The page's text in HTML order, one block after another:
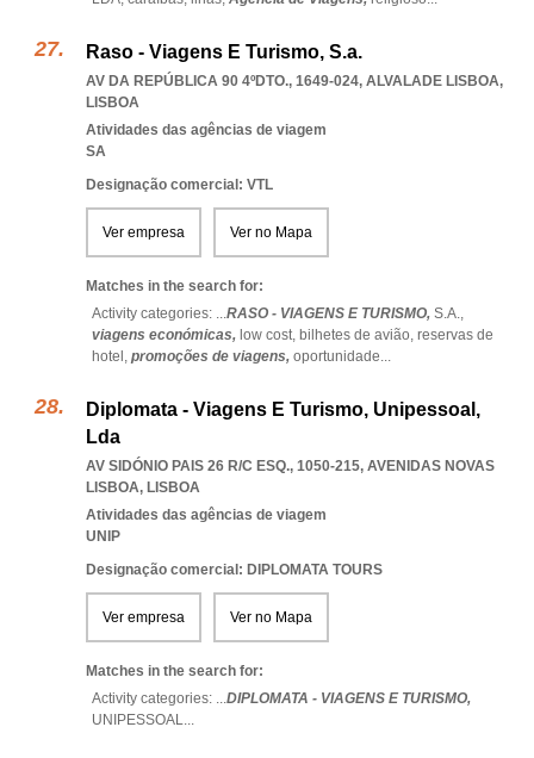
Raso - Viagens E Turismo, S.a.
AV DA REPÚBLICA 90 4ºDTO., 1649-024, ALVALADE LISBOA,
LISBOA
Atividades das agências de viagem
SA
Designação comercial: VTL
Ver empresa Ver no Mapa
Matches in the search for:
Activity categories: ...RASO - VIAGENS E TURISMO, S.A.,
viagens económicas, low cost, bilhetes de avião, reservas de
hotel, promoções de viagens, oportunidade...
Diplomata - Viagens E Turismo, Unipessoal,
Lda
AV SIDÓNIO PAIS 26 R/C ESQ., 1050-215, AVENIDAS NOVAS
LISBOA, LISBOA
Atividades das agências de viagem
UNIP
Designação comercial: DIPLOMATA TOURS
Ver empresa Ver no Mapa
Matches in the search for:
Activity categories: ...DIPLOMATA - VIAGENS E TURISMO,
UNIPESSOAL...